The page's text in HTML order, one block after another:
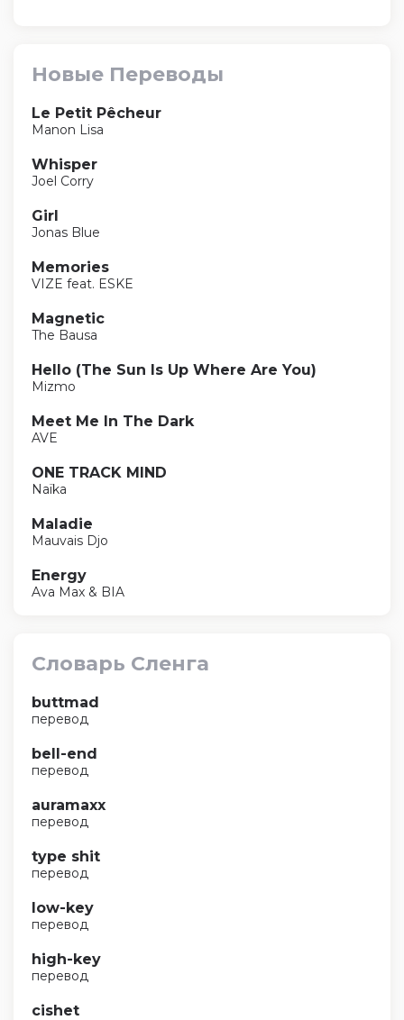
Новые Переводы
Le Petit Pêcheur
Manon Lisa
Whisper
Joel Corry
Girl
Jonas Blue
Memories
VIZE feat. ESKE
Magnetic
The Bausa
Hello (The Sun Is Up Where Are You)
Mizmo
Meet Me In The Dark
AVE
ONE TRACK MIND
Naïka
Maladie
Mauvais Djo
Energy
Ava Max & BIA
Словарь Сленга
buttmad
перевод
bell-end
перевод
auramaxx
перевод
type shit
перевод
low-key
перевод
high-key
перевод
cishet